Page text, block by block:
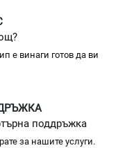
е винаги готов да ви
поддръжка
за нашите услуги.